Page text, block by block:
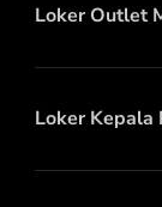
Loker Outlet
Loker Kepala